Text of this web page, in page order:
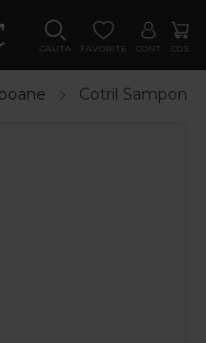
CAUTA FAVORITE CONT COS
Cotril Sampon